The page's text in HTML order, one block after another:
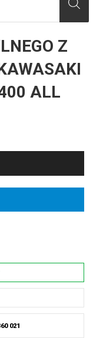
Z
ALL
021